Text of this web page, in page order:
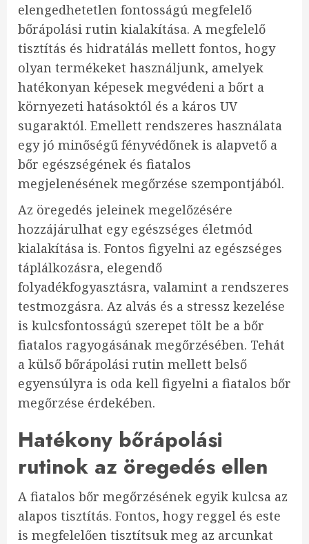
elengedhetetlen fontosságú megfelelő
bőrápolási rutin kialakítása. A megfelelő
tisztítás és hidratálás mellett fontos, hogy
olyan termékeket használjunk, amelyek
hatékonyan képesek megvédeni a bőrt a
környezeti hatásoktól és a káros UV
sugaraktól. Emellett rendszeres használata
egy jó minőségű fényvédőnek is alapvető a
bőr egészségének és fiatalos
megjelenésének megőrzése szempontjából.
Az öregedés jeleinek megelőzésére
hozzájárulhat egy egészséges életmód
kialakítása is. Fontos figyelni az egészséges
táplálkozásra, elegendő
folyadékfogyasztásra, valamint a rendszeres
testmozgásra. Az alvás és a stressz kezelése
is kulcsfontosságú szerepet tölt be a bőr
fiatalos ragyogásának megőrzésében. Tehát
a külső bőrápolási rutin mellett belső
egyensúlyra is oda kell figyelni a fiatalos bőr
megőrzése érdekében.
Hatékony bőrápolási
rutinok az öregedés ellen
A fiatalos bőr megőrzésének egyik kulcsa az
alapos tisztítás. Fontos, hogy reggel és este
is megfelelően tisztítsuk meg az arcunkat